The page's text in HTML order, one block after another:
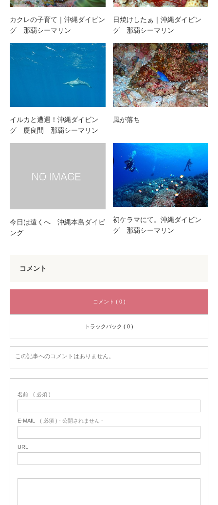
カクレの子育て｜沖縄ダイビン
グ 那覇シーマリン
日焼けしたぁ｜沖縄ダイビン
グ 那覇シーマリン
イルカと遭遇！沖縄ダイビン
グ 慶良間 那覇シーマリン
風が落ち
今日は遠くへ 沖縄本島ダイビ
ング
初ケラマにて。沖縄ダイビン
グ 那覇シーマリン
コメント
コメント ( 0 )
トラックバック ( 0 )
この記事へのコメントはありません。
名前 ( 必須 )
E-MAIL ( 必須 ) - 公開されません -
URL